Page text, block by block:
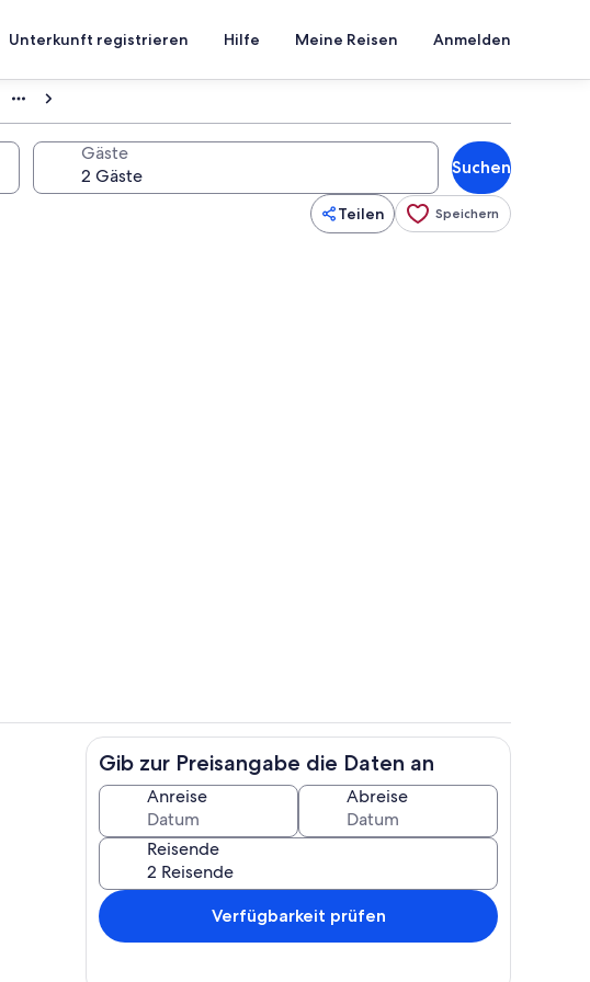
Unterkunft registrieren Hilfe Meine Reisen Anmelden
Gäste
Suchen
Teilen Speichern
Unterkunftsgelände Pool
Gib zur Preisangabe die Daten an
Anreise Abreise
Reisende
Verfügbarkeit prüfen